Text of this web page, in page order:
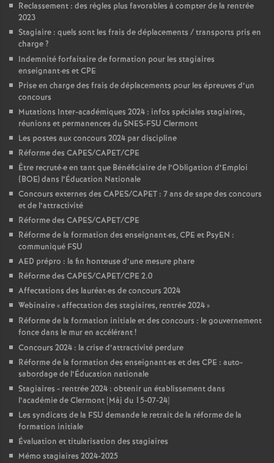
Reclassement : des règles plus favorables à compter de la rentrée
2023
Stagiaire : quels sont les frais de déplacements / transports pris en
charge?
Indemnité forfaitaire de formation pour les stagiaires
enseignant·es et CPE
Prise en charge des frais de déplacements pour les épreuves d’un
concours
Mutations Inter-académiques 2024 : infos spéciales stagiaires,
réunions et permanences du SNES-FSU Clermont
Les postes aux concours 2024 par discipline
Réforme des CAPES/CAPET/CPE
Être recruté·e en tant que Bénéficiaire de l’Obligation d’Emploi
(BOE) dans l’Éducation Nationale
Concours externes des CAPES/CAPET : 7 ans de sape des concours
et de l’attractivité
Réforme des CAPES/CAPET/CPE
Réforme de la formation des enseignant·es, CPE et PsyEN :
communiqué FSU
AED prépro : la fin honteuse d’une mesure phare
Réforme des CAPES/CAPET/CPE 2.0
Affectations des lauréat·es de concours 2024
Webinaire «affectation des stagiaires, rentrée 2024»
Réforme de la formation initiale et des concours : le gouvernement
fonce dans le mur en accélérant!
Concours 2024 : la crise d’attractivité perdure
Réforme de la formation des enseignant·es et des CPE : auto-
sabordage de l’Éducation nationale
Stagiaires - rentrée 2024 : obtenir un établissement dans
l’académie de Clermont [Màj du 15-07-24]
Les syndicats de la FSU demande le retrait de la réforme de la
formation initiale
Évaluation et titularisation des stagiaires
Mémo stagiaires 2024-2025